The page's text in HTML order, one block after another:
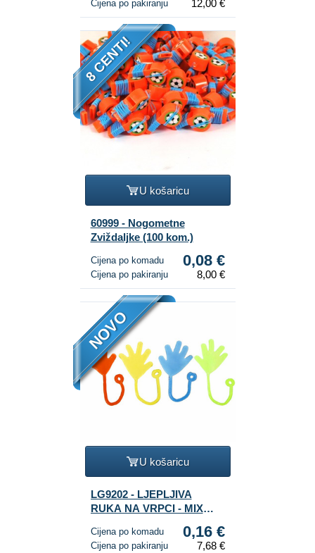
Cijena po pakiranju 12,00 €
8 CENTI!
U košaricu
60999 - Nogometne
Zviždaljke (100 kom.)
Cijena po komadu 0,08 €
Cijena po pakiranju 8,00 €
NOVO
U košaricu
LG9202 - LJEPLJIVA
RUKA NA VRPCI - MIX
Cijena po komadu 0,16 €
Cijena po pakiranju 7,68 €